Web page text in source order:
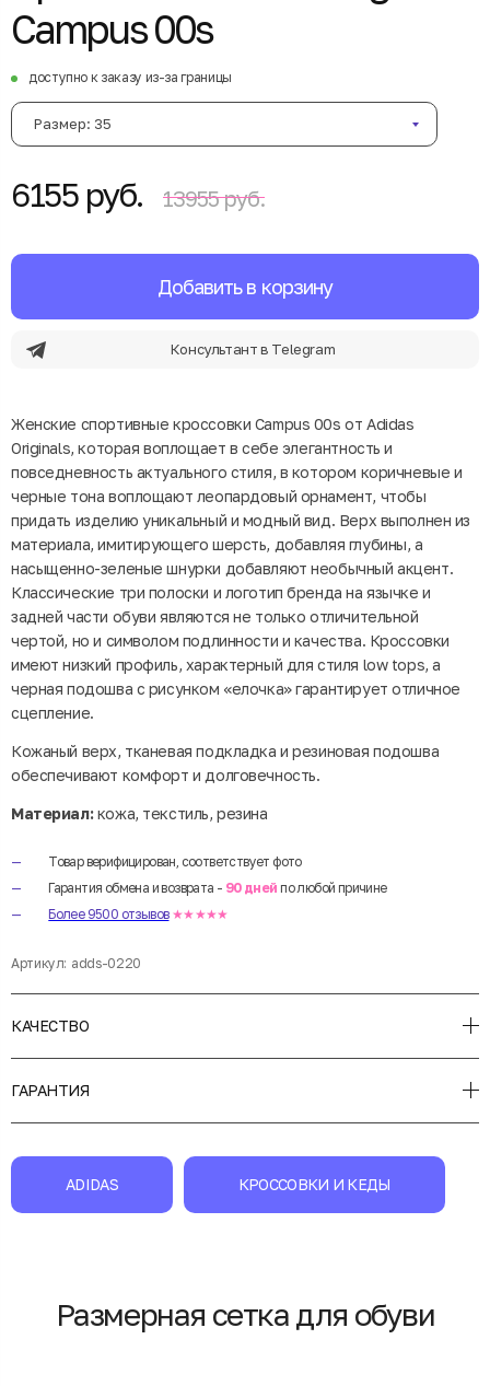
Campus 00s
доступно к заказу из-за границы
Размер: 35
6155 руб. 13955 руб.
Добавить в корзину
Консультант в Telegram
Женские спортивные кроссовки Campus 00s от Adidas
Originals, которая воплощает в себе элегантность и
повседневность актуального стиля, в котором коричневые и
черные тона воплощают леопардовый орнамент, чтобы
придать изделию уникальный и модный вид. Верх выполнен из
материала, имитирующего шерсть, добавляя глубины, а
насыщенно-зеленые шнурки добавляют необычный акцент.
Классические три полоски и логотип бренда на язычке и
задней части обуви являются не только отличительной
чертой, но и символом подлинности и качества. Кроссовки
имеют низкий профиль, характерный для стиля low tops, а
черная подошва с рисунком «елочка» гарантирует отличное
сцепление.
Кожаный верх, тканевая подкладка и резиновая подошва
обеспечивают комфорт и долговечность.
Материал:кожа, текстиль, резина
Товар верифицирован, соответствует фото
Гарантия обмена и возврата - 90 дней по любой причине
Более 9500 отзывов ★★★★★
Артикул: adds-0220
КАЧЕСТВО
ГАРАНТИЯ
ADIDAS КРОССОВКИ И КЕДЫ
Размерная сетка для обуви